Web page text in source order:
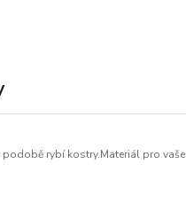
podobě rybí kostry.Materiál pro vaše